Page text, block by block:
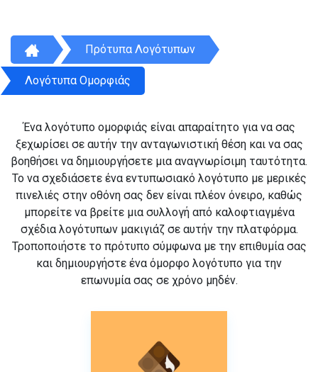
Πρότυπα Λογότυπων
Λογότυπα Ομορφιάς
Ένα λογότυπο ομορφιάς είναι απαραίτητο για να σας
ξεχωρίσει σε αυτήν την ανταγωνιστική θέση και να σας
βοηθήσει να δημιουργήσετε μια αναγνωρίσιμη ταυτότητα.
Το να σχεδιάσετε ένα εντυπωσιακό λογότυπο με μερικές
πινελιές στην οθόνη σας δεν είναι πλέον όνειρο, καθώς
μπορείτε να βρείτε μια συλλογή από καλοφτιαγμένα
σχέδια λογότυπων μακιγιάζ σε αυτήν την πλατφόρμα.
Τροποποιήστε το πρότυπο σύμφωνα με την επιθυμία σας
και δημιουργήστε ένα όμορφο λογότυπο για την
επωνυμία σας σε χρόνο μηδέν.